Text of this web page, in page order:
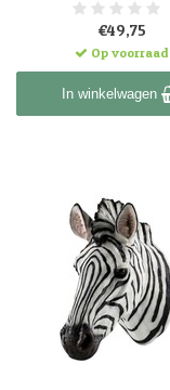
€49,75
Op voorraad
In winkelwagen